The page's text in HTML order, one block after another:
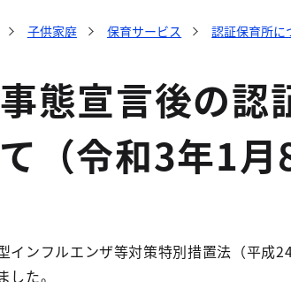
子供家庭 保育サービス 認証保育所に
態宣言後の認
（令和3年1月
インフルエンザ等対策特別措置法（平成
した。